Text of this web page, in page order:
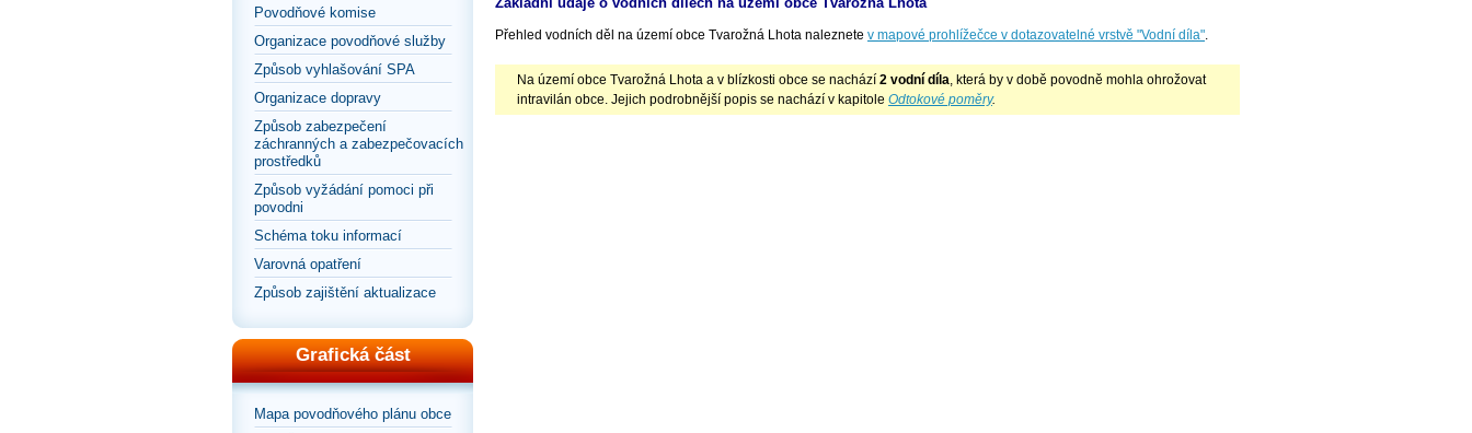
Povodňové komise
Organizace povodňové služby
Způsob vyhlašování SPA
Organizace dopravy
Způsob zabezpečení
záchranných a zabezpečovacích
prostředků
Způsob vyžádání pomoci při
povodni
Schéma toku informací
Varovná opatření
Způsob zajištění aktualizace
Grafická část
Mapa povodňového plánu obce
Přehled vodních děl na území obce Tvarožná Lhota naleznete v mapové prohlížečce v dotazovatelné vrstvě "Vodní díla".
Na území obce Tvarožná Lhota a v blízkosti obce se nachází 2 vodní díla, která by v době povodně mohla ohrožovat
intravilán obce. Jejich podrobnější popis se nachází v kapitole Odtokové poměry.